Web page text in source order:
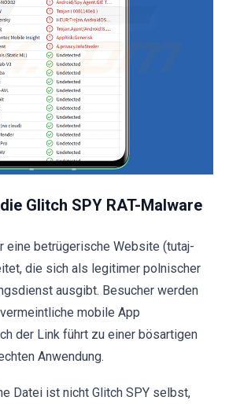
Glitch SPY RAT-Malware
eine betrügerische Website (tutaj-
die sich als legitimer polnischer
ausgibt. Besucher werden
mobile App
der Link führt zu einer bösartigen
Anwendung.
Datei ist nicht Glitch SPY selbst,